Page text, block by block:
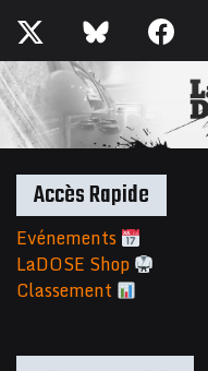
Accès Rapide
Evénements
LaDOSE Shop
Classement